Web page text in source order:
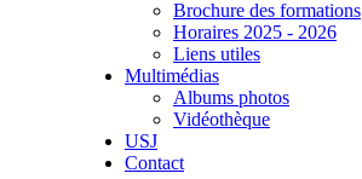
Brochure des formations
Horaires 2025 - 2026
Liens utiles
Multimédias
Albums photos
Vidéothèque
USJ
Contact